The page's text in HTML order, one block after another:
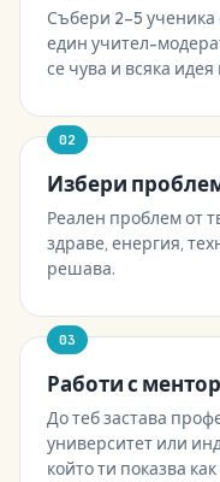
Събери 2–5 ученика
един учител-
се чува и всяка
02
Избери
Реален проблем от
здраве, енергия,
решава.
03
Работи с ментор
До теб застава
университет или
който ти показва